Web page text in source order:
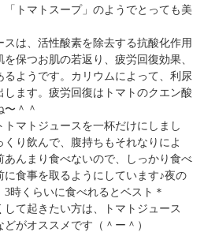
「トマトスープ」のようでとっても美
スは、活性酸素を除去する抗酸化作用
を保つお肌の若返り、疲労回復効果、
るようです。カリウムによって、利尿
します。疲労回復はトマトのクエン酸
〜＾＾
トマトジュースを一杯だけにしまし
くり飲んで、腹持ちもそれなりによ
あんまり食べないので、しっかり食べ
に食事を取るようにしています♪夜の
3時くらいに食べれるとベスト＊
して起きたい方は、トマトジュース
がオススメです（＾ー＾）